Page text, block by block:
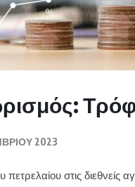
2023
πετρελαίου στις διεθνείς